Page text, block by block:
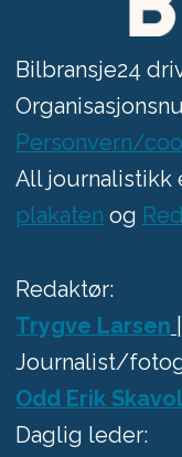
Bilbransje24
Personvern/
All journalistikk
plakaten og
Redaktør:
Trygve Larsen
Journalist/
Odd Erik
Daglig leder: